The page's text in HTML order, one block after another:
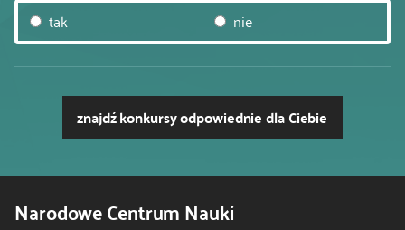
tak nie
znajdź konkursy odpowiednie dla Ciebie
Narodowe Centrum Nauki